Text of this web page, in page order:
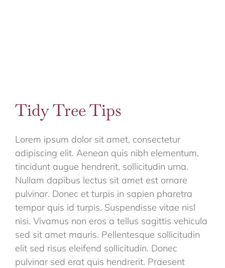
Tidy Tree Tips
Lorem ipsum dolor sit amet, consectetur
adipiscing elit. Aenean quis nibh elementum,
tincidunt augue hendrerit, sollicitudin urna.
Nullam dapibus lectus sit amet est ornare
pulvinar. Donec et turpis in sapien pharetra
tempor quis id turpis. Suspendisse vitae nisl
nisi. Vivamus non eros a tellus sagittis vehicula
sed sit amet mauris. Pellentesque sollicitudin
elit sed risus eleifend sollicitudin. Donec
pulvinar sed erat quis hendrerit. Praesent